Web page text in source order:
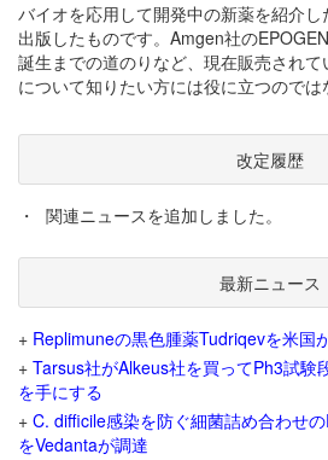
バイオを応用して開発中の新薬を紹介
出版したものです。Amgen社の
誕生までの道のりなど、現在販売され
について知りたい方には役に立つのでは
改定履歴
・ 関連ニュースを追加しました。
最新ニュース
+ Replimuneの黒色腫薬Tudriqevを米国
+ Tarsus社がAlkeus社を買ってPh3試験
を手にする
+ C. difficile感染を防ぐ細菌詰め合わせ
をVedantaが調達